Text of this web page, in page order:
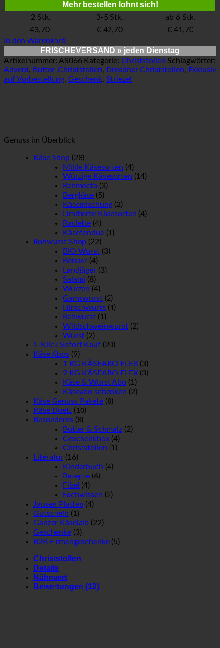
Mehr bestellen lohnt sich!
2 Stk. 3-5 Stk.
ab 6 Stk.
43,70
€ 42,70
€ 41,70
In den Warenkorb
FRISCHEVERSAND » jeden Dienstag
Artikelnummer: AS066 Kategorie: Christstollen Schlagwörter:
Advent, Butter, Christstollen, Dresdner Christstollen, Exklusiv
auf Vorbestellung, Geschenk, Striezel
Genuss im Überblick
Käse Shop (28)
Milde Käsesorten (4)
Würzige Käsesorten (14)
Rehmocta (3)
Bergkäse (5)
Käsemischung (2)
Limitierte Käsesorten (4)
Raclette (4)
Käsefondue (1)
Rohwurst Shop (22)
BIO Wurst (3)
Beisser (4)
Landjäger (3)
Salami (8)
Wurzen (4)
Gamswurst (2)
Hirschwurst (4)
Rehwurst (1)
Wildschweinwurst (2)
Wurst (2)
1-Klick Sofort Kauf (20)
Käse Abos (9)
1 KG KÄSEABO FLEX (3)
2 KG KÄSEABO FLEX (3)
Käse & Wurst Abo (1)
Käseabo schenken (2)
Käse Genuss Pakete (8)
Käse Duett (10)
Besonderes (8)
Butter & Schmalz (2)
Geschenkbox (4)
Christstollen (1)
Literatur (16)
Kinderbuch (4)
Rezepte (6)
Fibel (4)
Fachwissen (2)
Jausen Platten (4)
Gutschein (1)
Ganzer Käselaib (22)
Geschenke (3)
B2B Firmengeschenke (5)
Christstollen
Details
Nährwert
Bewertungen (12)